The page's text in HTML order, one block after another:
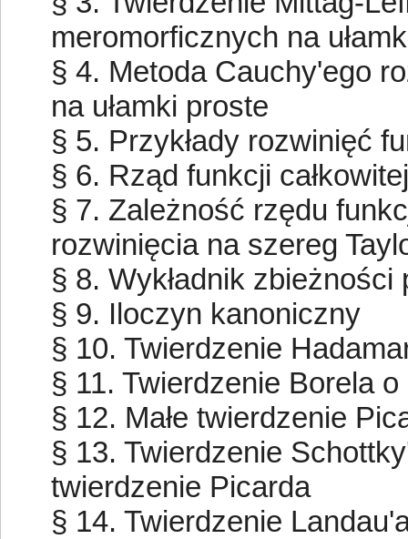
meromorficznych na
§ 4. Metoda Cauchy'ego
na ułamki proste
§ 5. Przykłady rozwinięć
§ 6. Rząd funkcji całkowitej
§ 7. Zależność rzędu
rozwinięcia na szereg
§ 8. Wykładnik
§ 9. Iloczyn kanoniczny
§ 10. Twierdzenie
§ 11. Twierdzenie Borela
§ 12. Małe twierdzenie
§ 13. Twierdzenie
twierdzenie Picarda
§ 14. Twierdzenie